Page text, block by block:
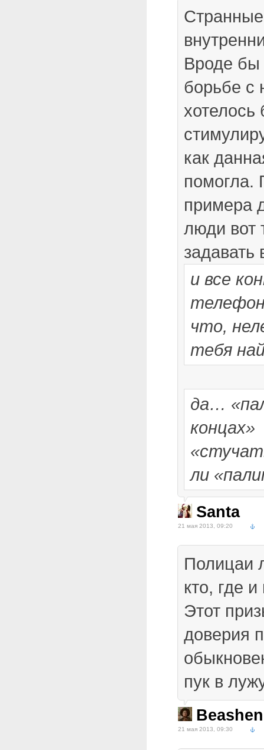
Вроде бы
борьбе с
хотелось
как
помогла.
примера
люди вот
задавать
и все
что,
тебя
да…
концах»
ли
Santa
21 мая 2013, 09:20
Полицаи
кто, где
Этот
доверия
пук в
Beashen
21 мая 2013, 09:30